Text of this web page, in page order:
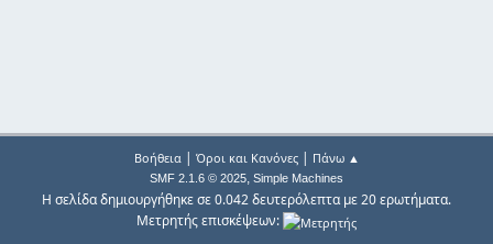
Βοήθεια| Όροι και Κανόνες| Πάνω ▲
SMF 2.1.6 © 2025, Simple Machines
Η σελίδα δημιουργήθηκε σε 0.042 δευτερόλεπτα με 20 ερωτήματα.
Μετρητής επισκέψεων: